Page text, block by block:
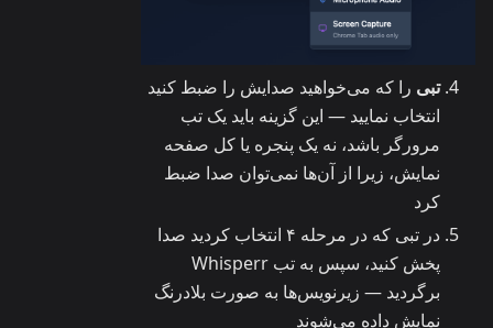
تبی را که می‌خواهید صدایش را ضبط کنید
انتخاب نمایید — این گزینه باید یک تب
مرورگر باشد، نه یک پنجره یا کل صفحه
نمایش، زیرا از آن‌ها نمی‌توان صدا ضبط
کرد
در تبی که در مرحله ۴ انتخاب کردید صدا
پخش کنید، سپس به تب Whisperr
برگردید — زیرنویس‌ها به صورت بلادرنگ
نمایش داده می‌شوند